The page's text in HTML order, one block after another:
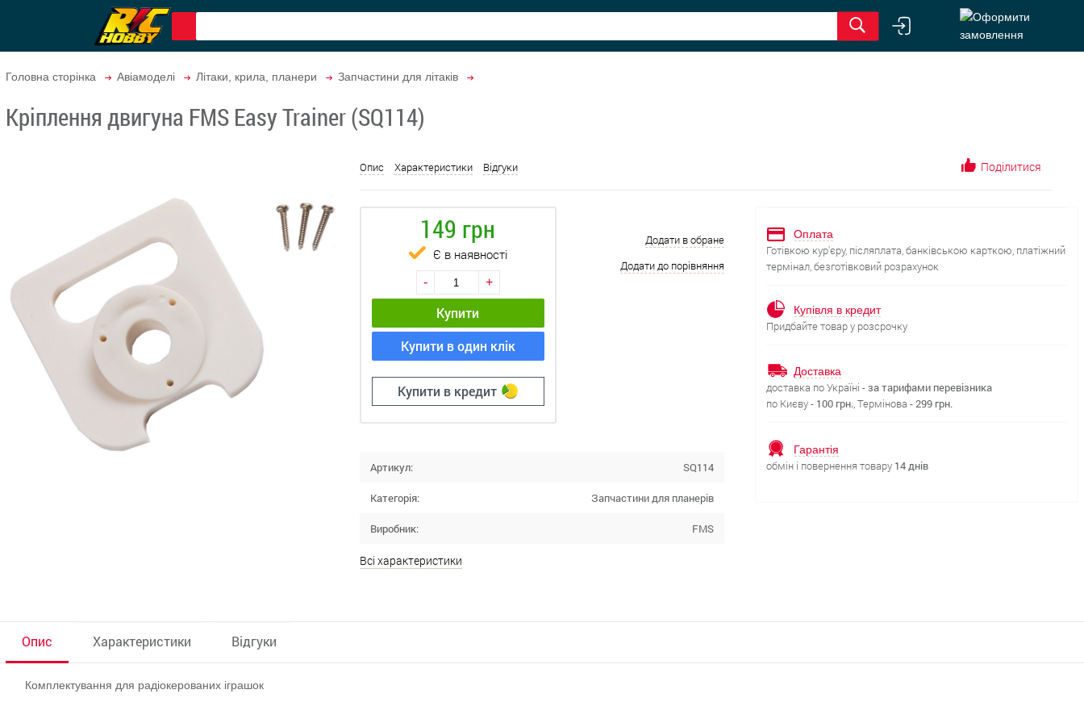
Головна сторінка Авіамоделі Літаки, крила, планери Запчастини для літаків
Кріплення двигуна FMS Easy Trainer (SQ114)
Опис Характеристики Відгуки Поділитися
149 грн
Є в наявності
- +
Купити
Купити в один клік
Купити в кредит
Додати в обране
Додати до порівняння
Артикул: SQ114
Категорія: Запчастини для планерів
Виробник: FMS
Всі характеристики
Оплата
Готівкою кур'єру, післяплата, банківською карткою, платіжний
термінал, безготівковий розрахунок
Купівля в кредит
Придбайте товар у розсрочку
Доставка
доставка по Україні -за тарифами перевізника
по Києву - 100 грн., Термінова -299 грн.
Гарантія
обмін і повернення товару 14 днів
Опис
Комплектування для радіокерованих іграшок
Характеристики Відгуки